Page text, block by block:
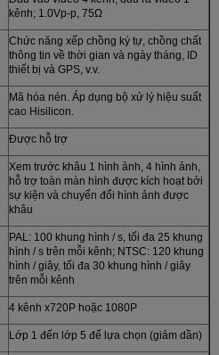
kênh; 1.0Vp-p, 75Ω
Chức năng xếp chồng ký tự, chồng chất
thông tin về thời gian và ngày tháng, ID
thiết bị và GPS, v.v.
Mã hóa nén. Áp dụng bộ xử lý hiệu suất
cao Hisilicon.
Được hỗ trợ
Xem trước khâu 1 hình ảnh, 4 hình ảnh,
hỗ trợ toàn màn hình được kích hoạt bởi
sự kiện và chuyển đổi hình ảnh được
khâu
PAL: 100 khung hình / s, tối đa 25 khung
hình / s trên mỗi kênh; NTSC: 120 khung
hình / giây, tối đa 30 khung hình / giây
trên mỗi kênh
4 kênh x720P hoặc 1080P
Lớp 1 đến lớp 5 để lựa chọn (giảm dần)